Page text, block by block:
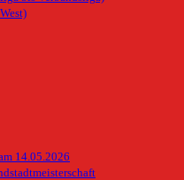
14.05.2026